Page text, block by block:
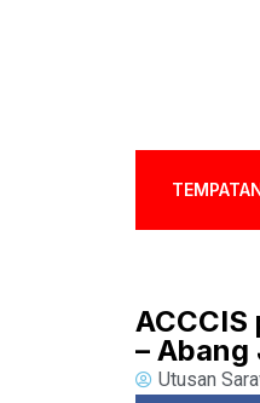
– Abang
Utusan